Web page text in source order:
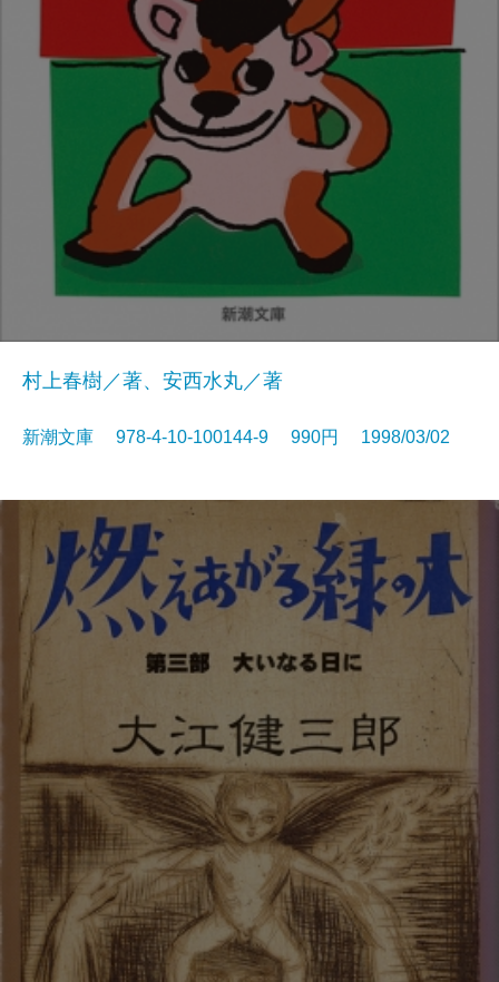
村上春樹／著、安西水丸／著
新潮文庫 978-4-10-100144-9 990円 1998/03/02